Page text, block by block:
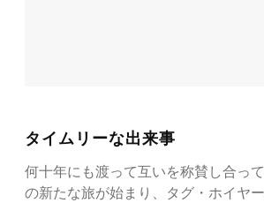
タイムリーな出来事
何十年にも渡って互いを称賛し合っ
の新たな旅が始まり、タグ・ホイヤ